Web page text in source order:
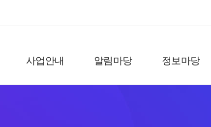
사업안내 알림마당 정보마당